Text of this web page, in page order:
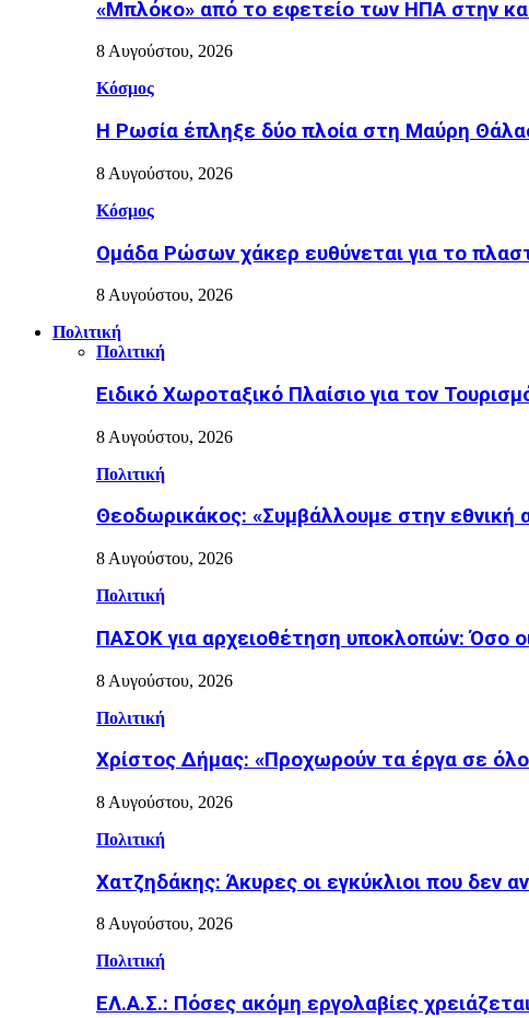
«Μπλόκο» από το εφετείο των ΗΠΑ στην
8 Αυγούστου, 2026
Κόσμος
Η Ρωσία έπληξε δύο πλοία στη Μαύρη
8 Αυγούστου, 2026
Κόσμος
Ομάδα Ρώσων χάκερ ευθύνεται για το
8 Αυγούστου, 2026
Πολιτική
Πολιτική
Ειδικό Χωροταξικό Πλαίσιο για τον
8 Αυγούστου, 2026
Πολιτική
Θεοδωρικάκος: «Συμβάλλουμε στην εθνική
8 Αυγούστου, 2026
Πολιτική
ΠΑΣΟΚ για αρχειοθέτηση υποκλοπών: Όσο
8 Αυγούστου, 2026
Πολιτική
Χρίστος Δήμας: «Προχωρούν τα έργα σε
8 Αυγούστου, 2026
Πολιτική
Χατζηδάκης: Άκυρες οι εγκύκλιοι που δεν
8 Αυγούστου, 2026
Πολιτική
ΕΛ.Α.Σ.: Πόσες ακόμη εργολαβίες